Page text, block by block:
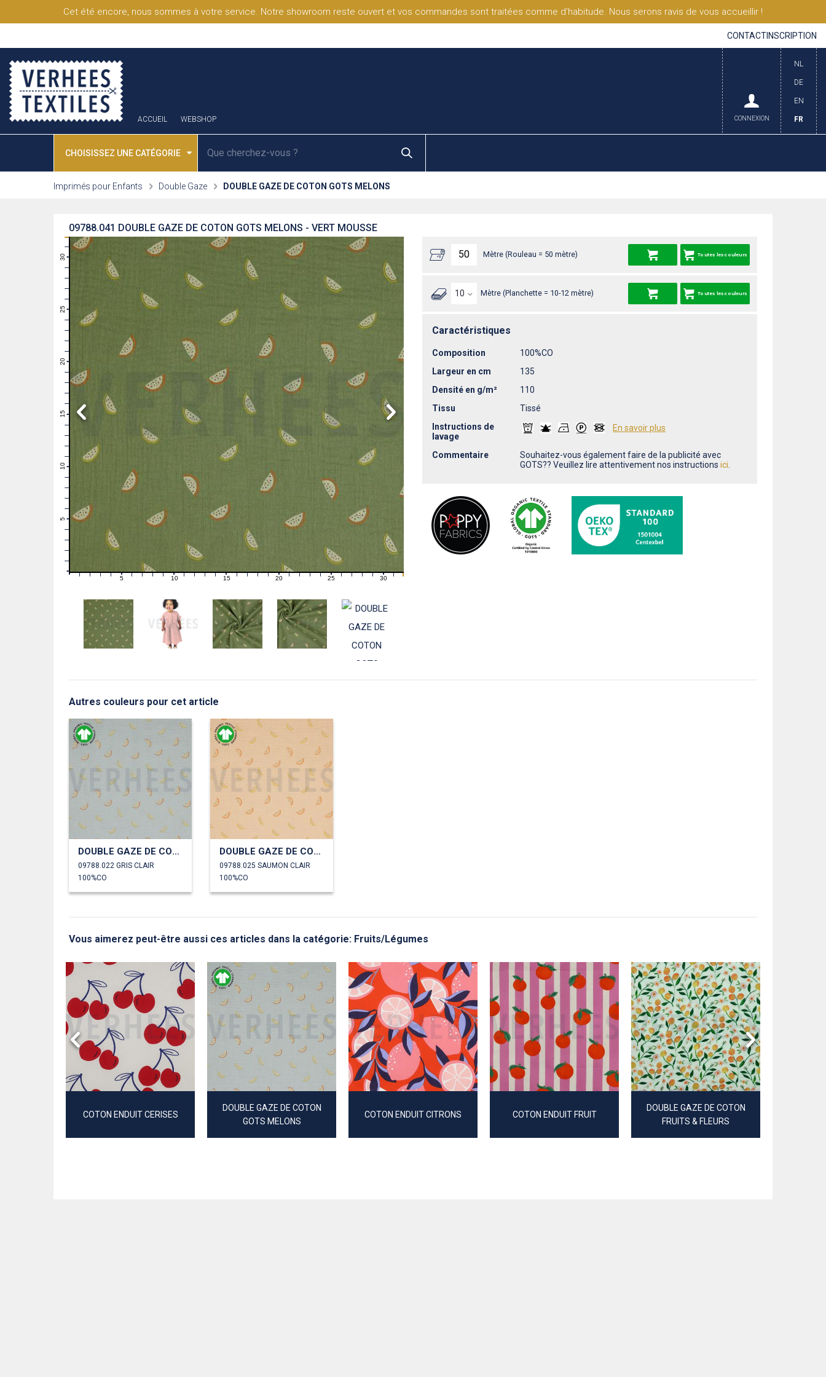
Cet été encore, nous sommes à votre service. Notre showroom reste ouvert et vos commandes sont traitées comme d'habitude. Nous serons ravis de vous accueillir !
CONTACT INSCRIPTION
ACCUEIL WEBSHOP
NL
DE
EN
FR
CONNEXION
CHOISISSEZ UNE CATÉGORIE
Imprimés pour Enfants Double Gaze DOUBLE GAZE DE COTON GOTS MELONS
DOUBLE GAZE DE COTON GOTS MELONS - VERT MOUSSE
09788.041
5
10
11
12
13
14
15
16
17
18
19
20
21
22
23
24
25
26
27
28
29
30
1 2 3 4 6 7 8 9 11 12 13 14 16 17 18 19 21 22 23 24 26 27 28 29 31
Mètre (Rouleau = 50 mètre) Toutes les couleurs
Mètre (Planchette = 10-12 mètre) Toutes les couleurs
Caractéristiques
Composition
100%CO
Largeur en cm
135
Densité en g/m²
110
Tissu
Tissé
Instructions de
lavage
En savoir plus
Commentaire
Souhaitez-vous également faire de la publicité avec
GOTS?? Veuillez lire attentivement nos instructions ici
Autres couleurs pour cet article
DOUBLE GAZE DE COTON GOTS MELONS
09788.022 GRIS CLAIR
100%CO
DOUBLE GAZE DE COTON GOTS MELONS
09788.025 SAUMON CLAIR
100%CO
Vous aimerez peut-être aussi ces articles dans la catégorie: Fruits/Légumes
COTON ENDUIT CERISES
DOUBLE GAZE DE COTON
GOTS MELONS
COTON ENDUIT CITRONS COTON ENDUIT FRUIT
DOUBLE GAZE DE COTON
FRUITS & FLEURS